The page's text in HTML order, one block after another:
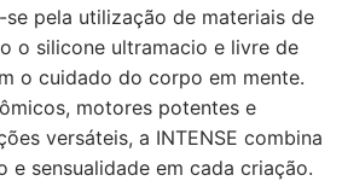
pela utilização de materiais de
o silicone ultramacio e livre de
o cuidado do corpo em mente.
motores potentes e
versáteis, a INTENSE combina
sensualidade em cada criação.